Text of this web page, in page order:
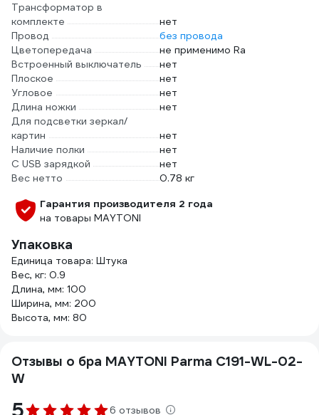
Трансформатор в
комплекте
нет
Провод
без провода
Цветопередача
не применимо Ra
Встроенный выключатель
нет
Плоское
нет
Угловое
нет
Длина ножки
нет
Для подсветки зеркал/
картин
нет
Наличие полки
нет
С USB зарядкой
нет
Вес нетто
0.78 кг
Гарантия производителя 2 года
на товары MAYTONI
Упаковка
Единица товара: Штука
Вес, кг: 0.9
Длина, мм: 100
Ширина, мм: 200
Высота, мм: 80
Отзывы о бра MAYTONI Parma C191-WL-02-
W
6 отзывов